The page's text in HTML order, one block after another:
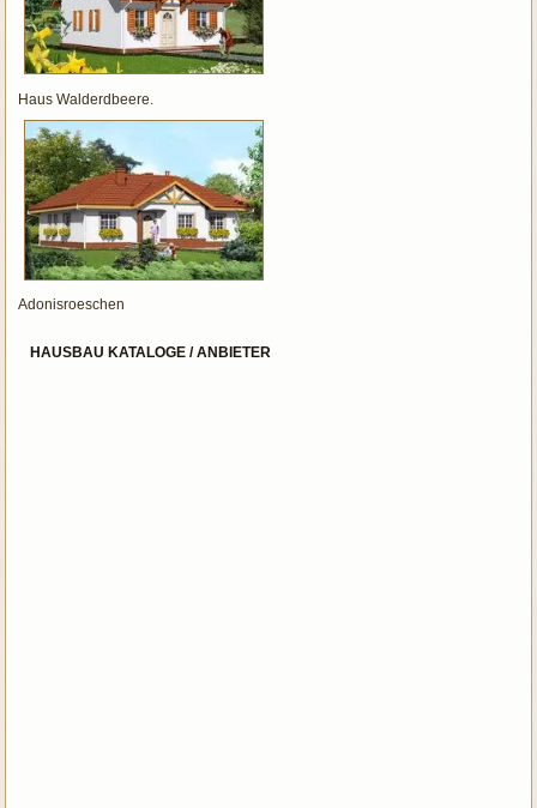
Haus Walderdbeere.
Adonisroeschen
HAUSBAU KATALOGE / ANBIETER